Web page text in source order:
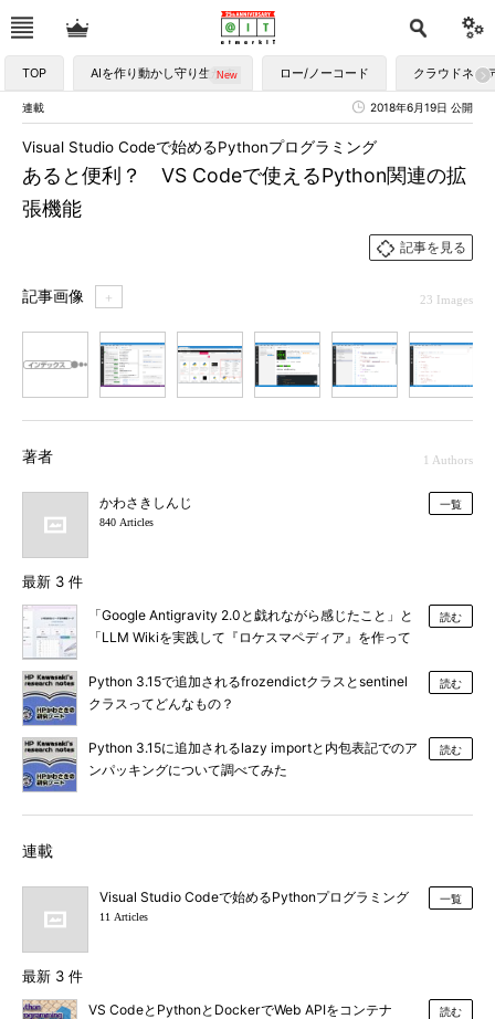
TOP AIを作り動かし守り生かす ロー/ノーコード クラウドネイ
連載 2018年6月19日 公開
あると便利？ VS Codeで使えるPython関連の拡
張機能
Visual Studio Codeで始めるPythonプログラミング
記事を見る
記事画像 ＋ 23 Images
著者 1 Authors
かわさきしんじ
840 Articles
一覧
最新 3 件
「Google Antigravity 2.0と戯れながら感じたこと」と
「LLM Wikiを実践して『ロケスマペディア』を作って
読む
Python 3.15で追加されるfrozendictクラスとsentinel
クラスってどんなもの？
読む
Python 3.15に追加されるlazy importと内包表記でのア
ンパッキングについて調べてみた
読む
連載
Visual Studio Codeで始めるPythonプログラミング
11 Articles
一覧
最新 3 件
VS CodeとPythonとDockerでWeb APIをコンテナ
読む